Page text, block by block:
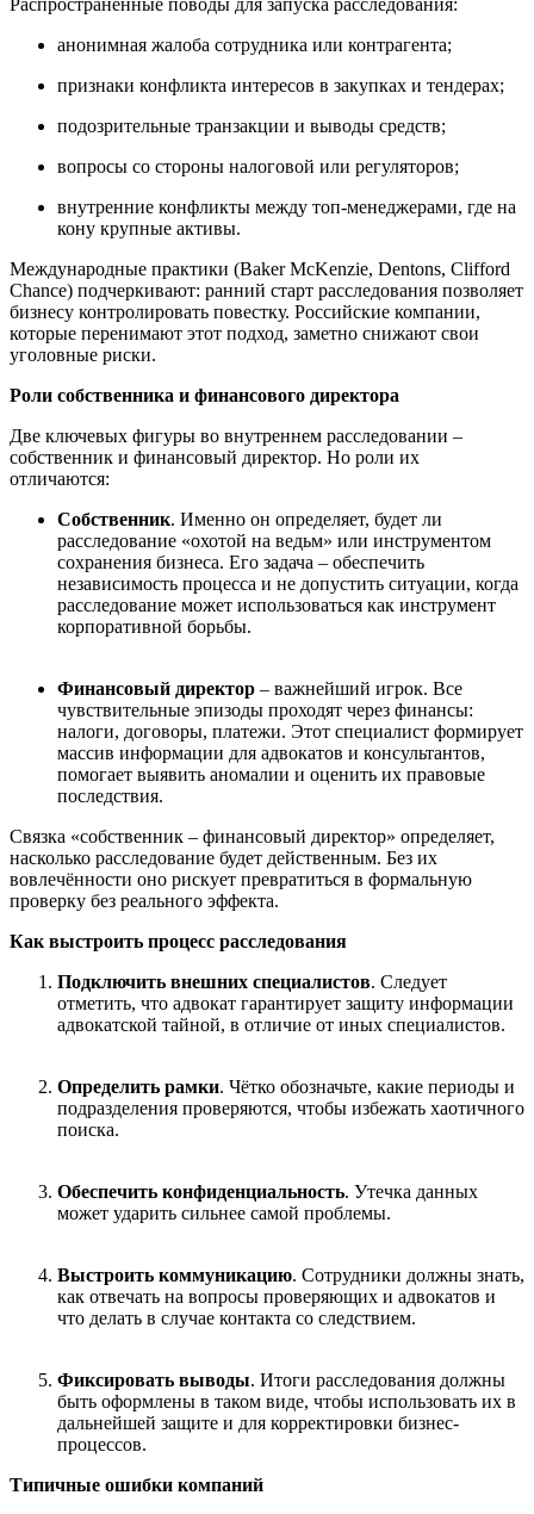
Распространённые поводы для запуска расследования:
анонимная жалоба сотрудника или контрагента;
признаки конфликта интересов в закупках и тендерах;
подозрительные транзакции и выводы средств;
вопросы со стороны налоговой или регуляторов;
внутренние конфликты между топ-менеджерами, где на
кону крупные активы.
Международные практики (Baker McKenzie, Dentons, Clifford
Chance) подчеркивают: ранний старт расследования позволяет
бизнесу контролировать повестку. Российские компании,
которые перенимают этот подход, заметно снижают свои
уголовные риски.
Роли собственника и финансового директора
Две ключевых фигуры во внутреннем расследовании –
собственник и финансовый директор. Но роли их
отличаются:
Собственник. Именно он определяет, будет ли
расследование «охотой на ведьм» или инструментом
сохранения бизнеса. Его задача – обеспечить
независимость процесса и не допустить ситуации, когда
расследование может использоваться как инструмент
корпоративной борьбы.
Финансовый директор – важнейший игрок. Все
чувствительные эпизоды проходят через финансы:
налоги, договоры, платежи. Этот специалист формирует
массив информации для адвокатов и консультантов,
помогает выявить аномалии и оценить их правовые
последствия.
Связка «собственник – финансовый директор» определяет,
насколько расследование будет действенным. Без их
вовлечённости оно рискует превратиться в формальную
проверку без реального эффекта.
Как выстроить процесс расследования
Подключить внешних специалистов. Следует
отметить, что адвокат гарантирует защиту информации
адвокатской тайной, в отличие от иных специалистов.
Определить рамки. Чётко обозначьте, какие периоды и
подразделения проверяются, чтобы избежать хаотичного
поиска.
Обеспечить конфиденциальность. Утечка данных
может ударить сильнее самой проблемы.
Выстроить коммуникацию. Сотрудники должны знать,
как отвечать на вопросы проверяющих и адвокатов и
что делать в случае контакта со следствием.
Фиксировать выводы. Итоги расследования должны
быть оформлены в таком виде, чтобы использовать их в
дальнейшей защите и для корректировки бизнес-
процессов.
Типичные ошибки компаний